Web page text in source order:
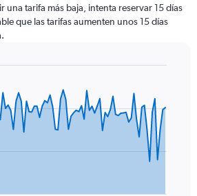
una tarifa más baja, intenta reservar 15 días
que las tarifas aumenten unos 15 días